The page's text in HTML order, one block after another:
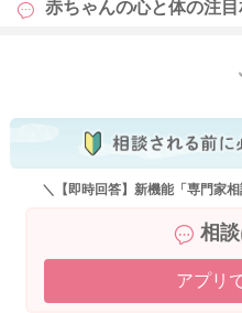
赤ちゃんの心と体の注
もっ
＼【即時回答】新機能「専門家
相
アプリ